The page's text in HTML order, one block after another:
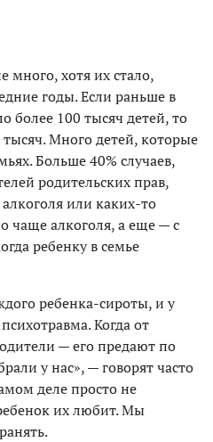
много, хотя их стало,
годы. Если раньше в
более 100 тысяч детей, то
тысяч. Много детей, которые
Больше 40% случаев,
родительских прав,
или каких-то
чаще алкоголя, а еще — с
ребенку в семье
ребенка-сироты, и у
Когда от
— его предают по
у нас», — говорят часто
деле просто не
их любит. Мы